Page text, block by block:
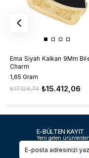
Ema Siyah Kalkan 9Mm
Charm
1,65 Gram
₺15.412,06
₺17.124,74
E-BÜLTEN KAYIT
Yeni gelen